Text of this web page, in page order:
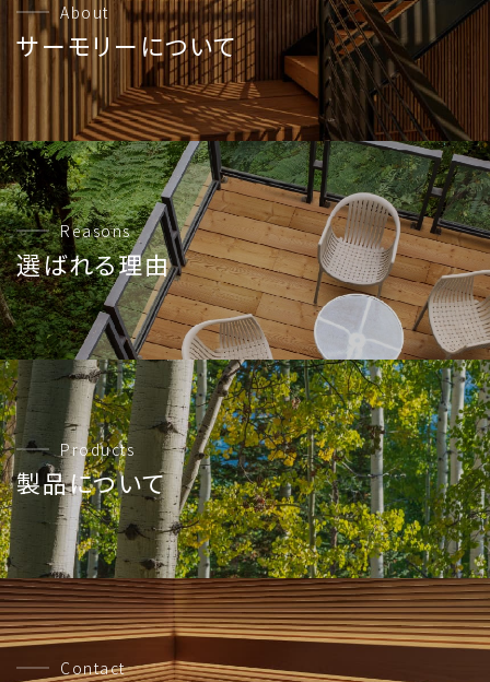
About
サーモリーについて
Reasons
選ばれる理由
Products
製品について
Contact